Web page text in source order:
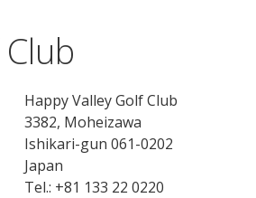
Happy Valley Golf Club
3382, Moheizawa
Ishikari-gun 061-0202
Japan
Tel.: +81 133 22 0220